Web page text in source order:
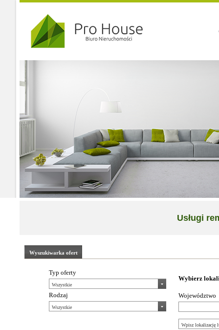
Usługi
Wyszukiwarka ofert
Typ oferty
Rodzaj
Wybierz
Województwo